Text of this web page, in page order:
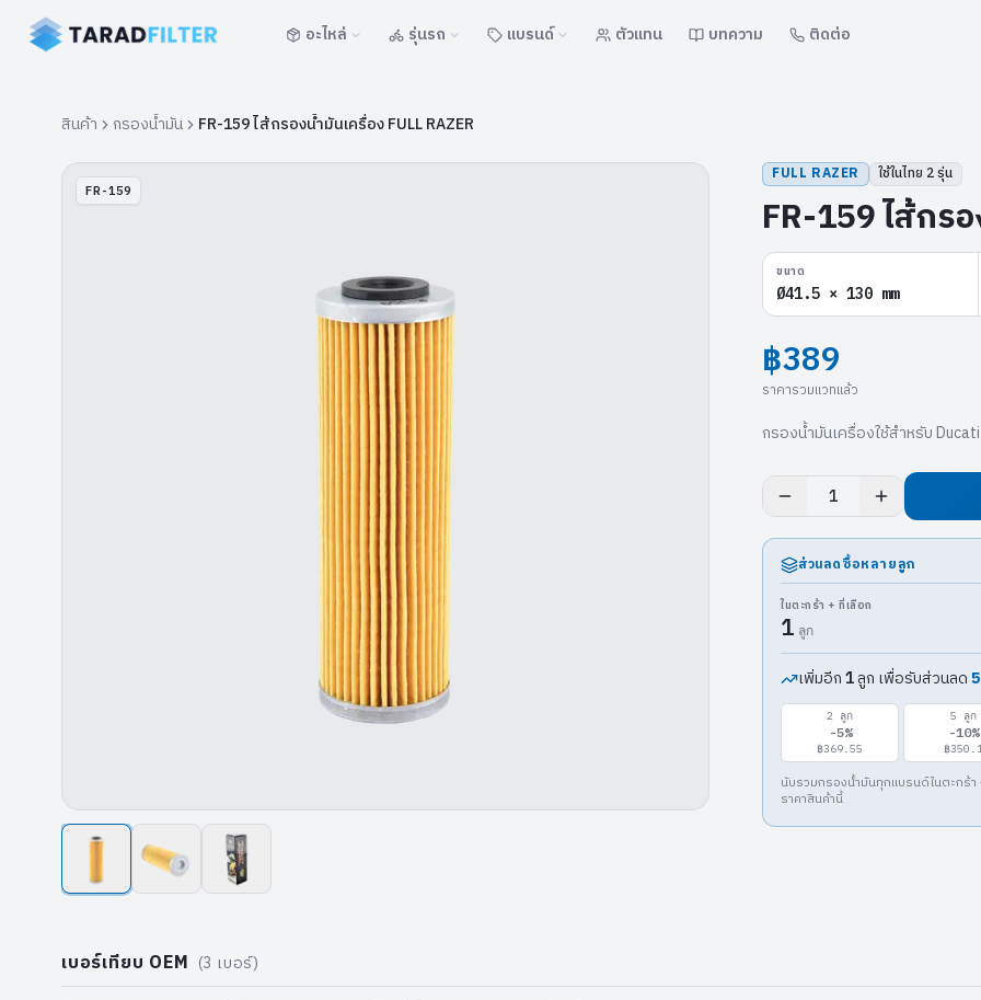
อะไหล่ รุ่นรถ แบรนด์ ตัวแทน บทความ ติดต่อ
สินค้า กรองน้ำมัน FR-159 ไส้กรองน้ำมันเครื่อง FULL RAZER
FR-159
FULL RAZER ใช้ในไทย 2รุ่น
FR-159 ไส้กร
ขนาด
Ø41.5 × 130 mm
฿389
ราคารวมแวทแล้ว
กรองน้ำมันเครื่องใช้สำหรับ
1
ส่วนลดซื้อหลายลูก
ในตะกร้า + ที่เลือก
1 ลูก
เพิ่มอีก 1ลูก เพื่อรับส่วนลด5
2 ลูก
-5%
฿369.55
5 ลูก
-10%
฿
นับรวมกรองน้ำมันทุกแบรนด์ในตะกร้
ราคาสินค้านี้
เบอร์เทียบ OEM (3 เบอร์)